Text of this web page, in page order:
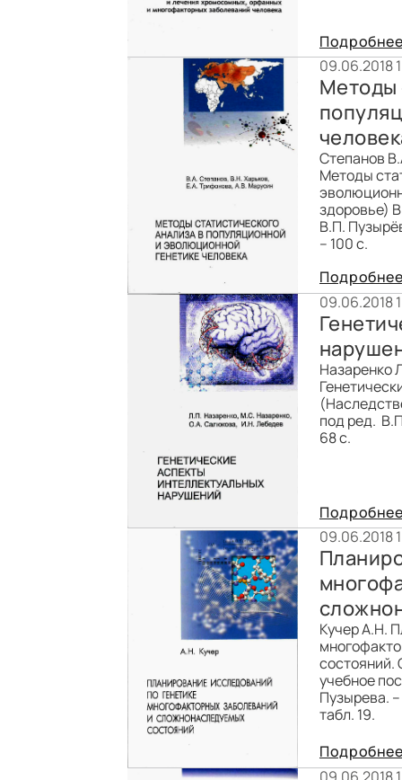
09.06.2018
Методы
Степанов
Методы
здоровье)
В.П.
– 100 с.
09.06.2018
Назаренко
под ред.
68 с.
09.06.2018
Кучер А.Н.
состояний.
учебное
Пузырева.
табл. 19.